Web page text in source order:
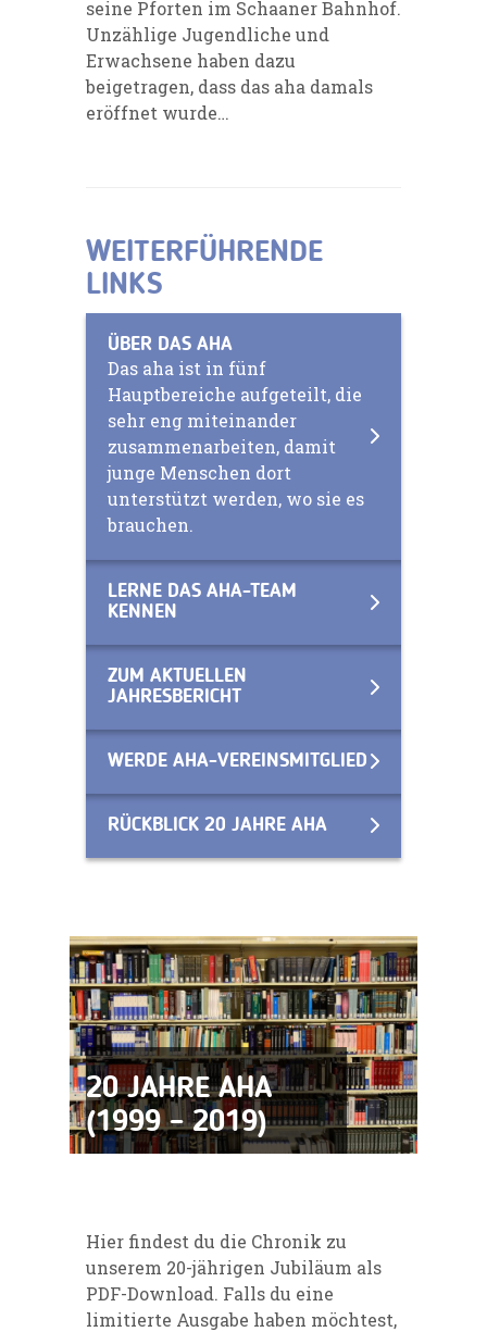
seine Pforten im Schaaner Bahnhof.
Unzählige Jugendliche und
Erwachsene haben dazu
beigetragen, dass das aha damals
eröffnet wurde…
WEITERFÜHRENDE
LINKS
ÜBER DAS AHA
Das aha ist in fünf
Hauptbereiche aufgeteilt, die
sehr eng miteinander
zusammenarbeiten, damit
junge Menschen dort
unterstützt werden, wo sie es
brauchen.
LERNE DAS AHA-TEAM
KENNEN
ZUM AKTUELLEN
JAHRESBERICHT
WERDE AHA-VEREINSMITGLIED
RÜCKBLICK 20 JAHRE AHA
20 JAHRE AHA
(1999 – 2019)
Hier findest du die Chronik zu
unserem 20-jährigen Jubiläum als
PDF-Download. Falls du eine
limitierte Ausgabe haben möchtest,